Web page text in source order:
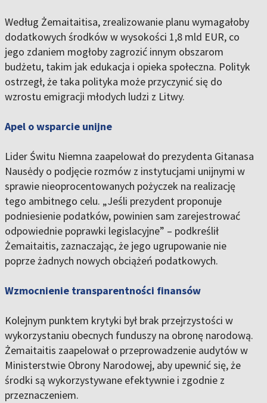
Według Żemaitaitisa, zrealizowanie planu wymagałoby
dodatkowych środków w wysokości 1,8 mld EUR, co
jego zdaniem mogłoby zagrozić innym obszarom
budżetu, takim jak edukacja i opieka społeczna. Polityk
ostrzegł, że taka polityka może przyczynić się do
wzrostu emigracji młodych ludzi z Litwy.
Apel o wsparcie unijne
Lider Świtu Niemna zaapelował do prezydenta Gitanasa
Nausėdy o podjęcie rozmów z instytucjami unijnymi w
sprawie nieoprocentowanych pożyczek na realizację
tego ambitnego celu. „Jeśli prezydent proponuje
podniesienie podatków, powinien sam zarejestrować
odpowiednie poprawki legislacyjne” – podkreślił
Żemaitaitis, zaznaczając, że jego ugrupowanie nie
poprze żadnych nowych obciążeń podatkowych.
Wzmocnienie transparentności finansów
Kolejnym punktem krytyki był brak przejrzystości w
wykorzystaniu obecnych funduszy na obronę narodową.
Żemaitaitis zaapelował o przeprowadzenie audytów w
Ministerstwie Obrony Narodowej, aby upewnić się, że
środki są wykorzystywane efektywnie i zgodnie z
przeznaczeniem.